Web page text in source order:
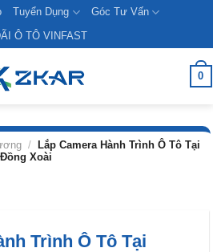
Tuyển Dụng
Góc Tư Vấn
Ô TÔ VINFAST
0
/
Lắp Camera Hành Trình Ô Tô Tại
Đồng Xoài
Trình Ô Tô Tại